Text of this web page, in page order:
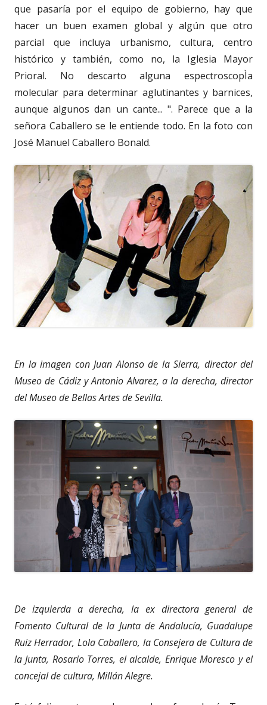
que pasaría por el equipo de gobierno, hay que
hacer un buen examen global y algún que otro
parcial que incluya urbanismo, cultura, centro
histórico y también, como no, la Iglesia Mayor
Prioral. No descarto alguna espectroscopÌa
molecular para determinar aglutinantes y barnices,
aunque algunos dan un cante... ". Parece que a la
señora Caballero se le entiende todo. En la foto con
José Manuel Caballero Bonald.
En la imagen con Juan Alonso de la Sierra, director del
Museo de Cádiz y Antonio Alvarez, a la derecha, director
del Museo de Bellas Artes de Sevilla.
De izquierda a derecha, la ex directora general de
Fomento Cultural de la Junta de Andalucía, Guadalupe
Ruiz Herrador, Lola Caballero, la Consejera de Cultura de
la Junta, Rosario Torres, el alcalde, Enrique Moresco y el
concejal de cultura, Millán Alegre.